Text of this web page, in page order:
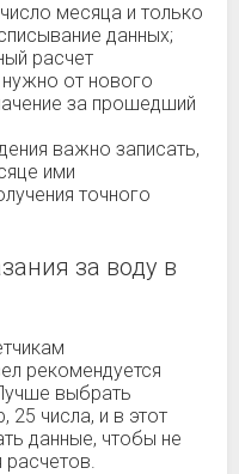
месяца и только
данных;
расчет
от нового
за прошедший
важно записать,
ими
точного
за воду в
рекомендуется
выбрать
25 числа, и в этот
данные, чтобы не